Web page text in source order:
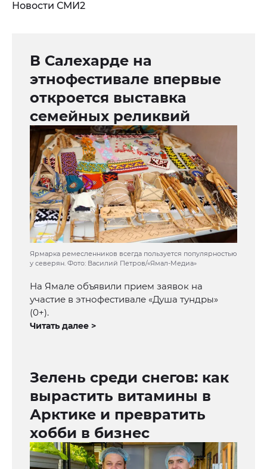
Новости СМИ2
В Салехарде на
этнофестивале впервые
откроется выставка
семейных реликвий
Ярмарка ремесленников всегда пользуется популярностью
у северян. Фото: Василий Петров/«Ямал-Медиа»
На Ямале объявили прием заявок на
участие в этнофестивале «Душа тундры»
(0+).
Читать далее >
Зелень среди снегов: как
вырастить витамины в
Арктике и превратить
хобби в бизнес